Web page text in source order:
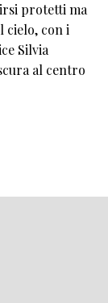
protetti ma
cielo, con i
Silvia
al centro